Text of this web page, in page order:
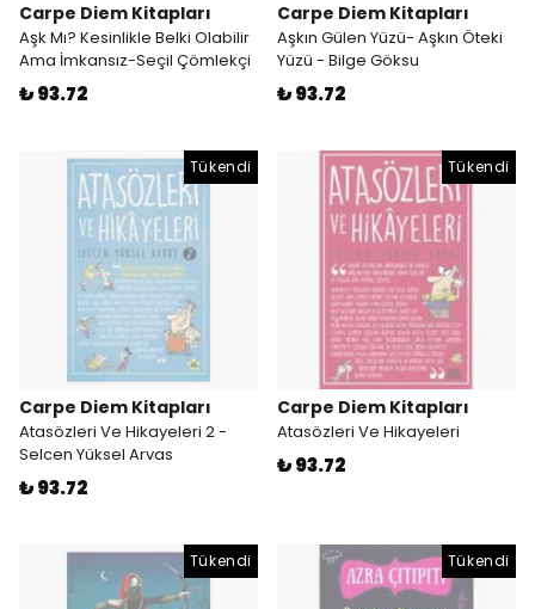
Carpe Diem Kitapları
Aşk Mı? Kesinlikle Belki Olabilir
Ama İmkansız-Seçil Çömlekçi
₺ 93.72
Carpe Diem Kitapları
Aşkın Gülen Yüzü- Aşkın Öteki
Yüzü - Bilge Göksu
₺ 93.72
Tükendi
Carpe Diem Kitapları
Atasözleri Ve Hikayeleri 2 -
Selcen Yüksel Arvas
₺ 93.72
Tükendi
Carpe Diem Kitapları
Atasözleri Ve Hikayeleri
₺ 93.72
Tükendi Tükendi